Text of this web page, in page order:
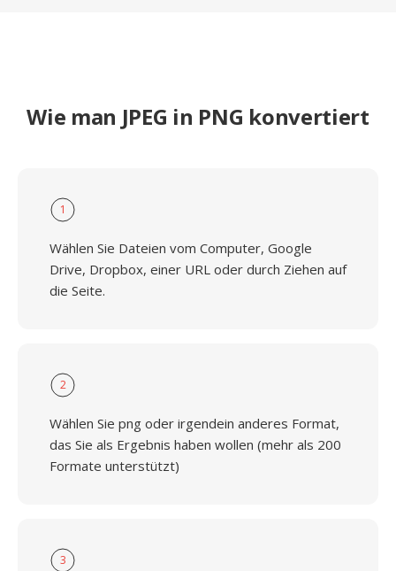
Wie man JPEG in PNG konvertiert
1
Wählen Sie Dateien vom Computer, Google
Drive, Dropbox, einer URL oder durch Ziehen auf
die Seite.
2
Wählen Sie png oder irgendein anderes Format,
das Sie als Ergebnis haben wollen (mehr als 200
Formate unterstützt)
3